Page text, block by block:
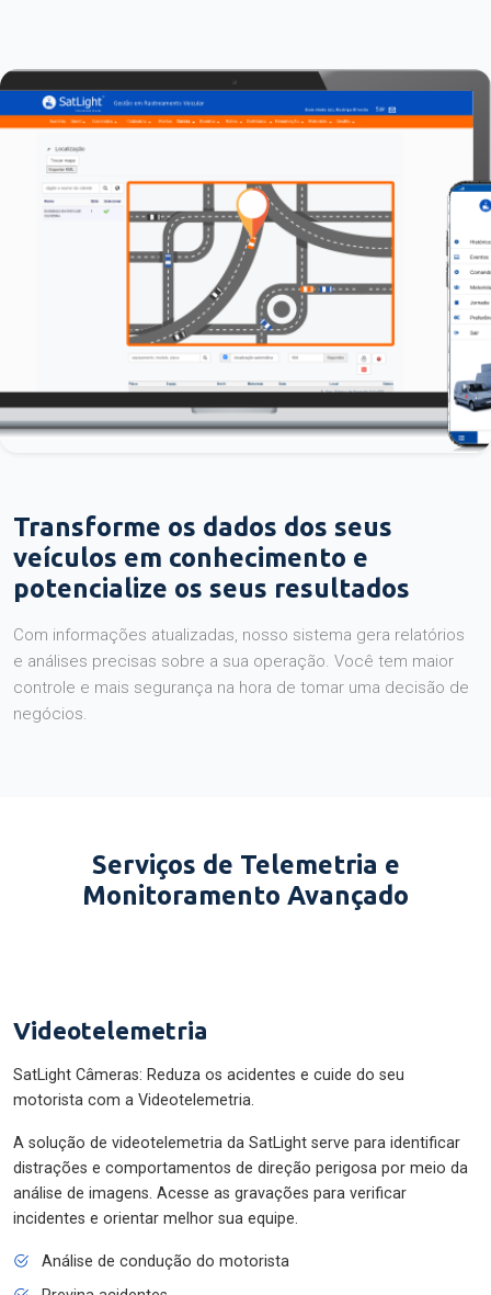
Transforme os dados dos seus
veículos em conhecimento e
potencialize os seus resultados
Com informações atualizadas, nosso sistema gera relatórios
e análises precisas sobre a sua operação. Você tem maior
controle e mais segurança na hora de tomar uma decisão de
negócios.
Serviços de Telemetria e
Monitoramento Avançado
Videotelemetria
SatLight Câmeras: Reduza os acidentes e cuide do seu
motorista com a Videotelemetria.
A solução de videotelemetria da SatLight serve para identificar
distrações e comportamentos de direção perigosa por meio da
análise de imagens. Acesse as gravações para verificar
incidentes e orientar melhor sua equipe.
Análise de condução do motorista